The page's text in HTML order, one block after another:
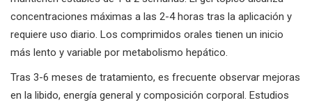
concentraciones máximas a las 2-4 horas tras la aplicación y
requiere uso diario. Los comprimidos orales tienen un inicio
más lento y variable por metabolismo hepático.
Tras 3-6 meses de tratamiento, es frecuente observar mejoras
en la libido, energía general y composición corporal. Estudios